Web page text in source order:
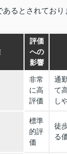
るとされており
評価
への
影響
非常
に高
評価
通
て
し
標準
的評
価
徒
る